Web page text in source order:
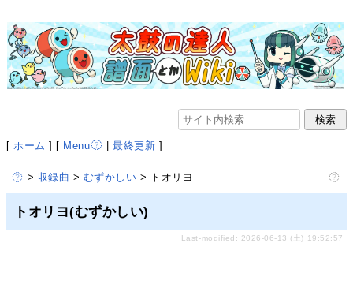
[ ホーム ] [ Menu |最終更新 ]
> 収録曲 > むずかしい > トオリヨ
トオリヨ(むずかしい)
Last-modified: 2026-06-13 (土) 19:52:57